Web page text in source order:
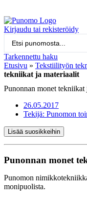
Kirjaudu tai rekisteröidy
Tarkennettu haku
Etusivu » Tekstiilityön
tekniikat ja materiaalit
Punonnan monet tekniikat
26.05.2017
Tekijä: Punomon
Lisää suosikkeihin
Punonnan monet
Punomon
monipuolista.